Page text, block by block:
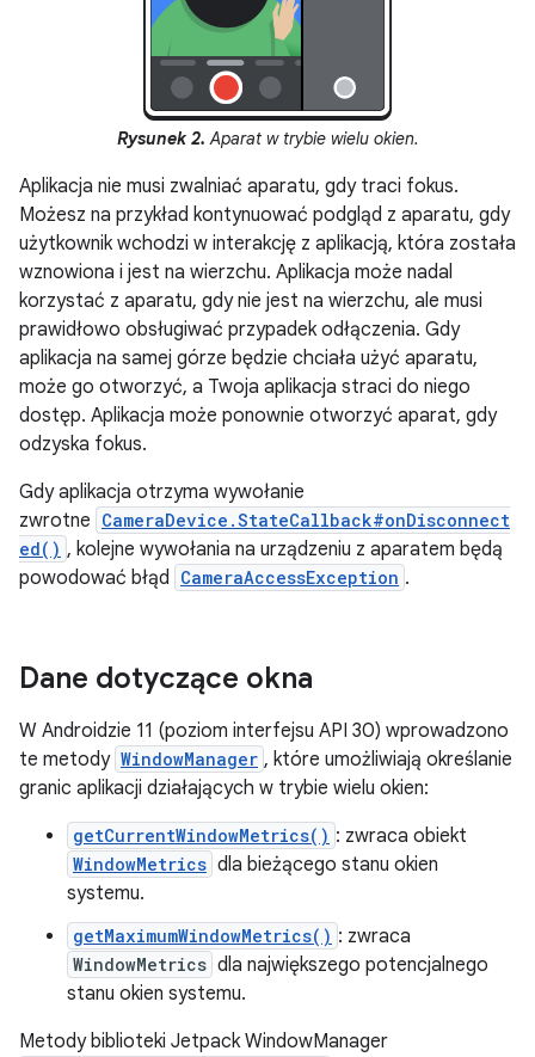
Rysunek 2. Aparat w trybie wielu okien.
Aplikacja nie musi zwalniać aparatu, gdy traci fokus.
Możesz na przykład kontynuować podgląd z aparatu, gdy
użytkownik wchodzi w interakcję z aplikacją, która została
wznowiona i jest na wierzchu. Aplikacja może nadal
korzystać z aparatu, gdy nie jest na wierzchu, ale musi
prawidłowo obsługiwać przypadek odłączenia. Gdy
aplikacja na samej górze będzie chciała użyć aparatu,
może go otworzyć, a Twoja aplikacja straci do niego
dostęp. Aplikacja może ponownie otworzyć aparat, gdy
odzyska fokus.
Gdy aplikacja otrzyma wywołanie
zwrotne CameraDevice.StateCallback#onDisconnect
ed() , kolejne wywołania na urządzeniu z aparatem będą
powodować błąd CameraAccessException .
Dane dotyczące okna
W Androidzie 11 (poziom interfejsu API 30) wprowadzono
te metody WindowManager , które umożliwiają określanie
granic aplikacji działających w trybie wielu okien:
getCurrentWindowMetrics() : zwraca obiekt
WindowMetrics dla bieżącego stanu okien
systemu.
getMaximumWindowMetrics() : zwraca
WindowMetrics dla największego potencjalnego
stanu okien systemu.
Metody biblioteki Jetpack WindowManager